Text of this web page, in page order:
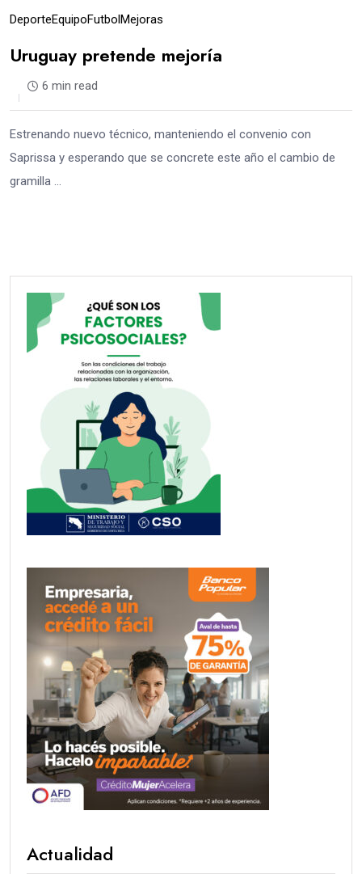
DeporteEquipoFutbolMejoras
Uruguay pretende mejoría
6 min read
Estrenando nuevo técnico, manteniendo el convenio con
Saprissa y esperando que se concrete este año el cambio de
gramilla …
Actualidad